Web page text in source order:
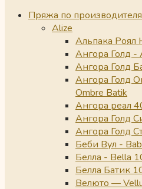
Пряжа по
Alize
Альпака
Ангора Голд -
Ангора Голд
Ангора Голд
Ombre Batik
Ангора реал
Ангора Голд
Ангора Голд
Беби Вул -
Белла - Bella
Белла Батик
Велюто —